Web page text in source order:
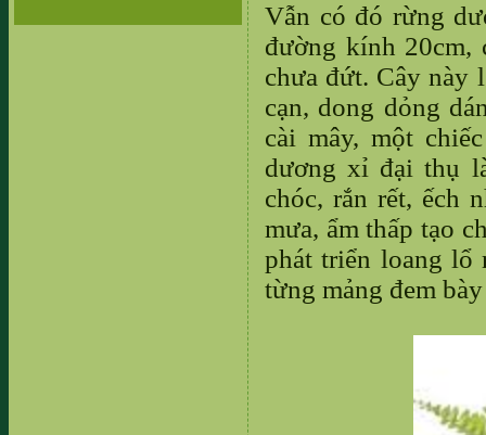
Vẫn có đó rừng
đường kính 20cm,
chưa đứt. Cây này
cạn, dong dỏng
cài mây, một
dương xỉ đại thụ
chóc, rắn rết, ếch
mưa, ẩm thấp tạo
phát triển loang lổ
từng mảng đem